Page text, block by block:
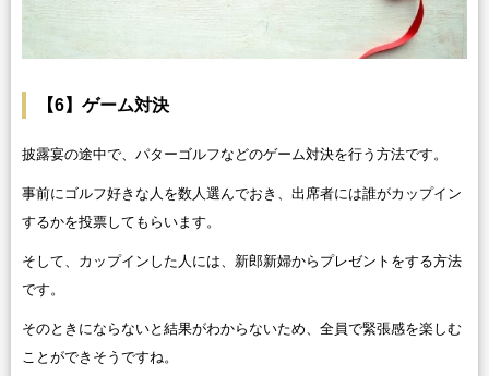
【6】ゲーム対決
披露宴の途中で、パターゴルフなどのゲーム対決を行う方法です。
事前にゴルフ好きな人を数人選んでおき、出席者には誰がカップイン
するかを投票してもらいます。
そして、カップインした人には、新郎新婦からプレゼントをする方法
です。
そのときにならないと結果がわからないため、全員で緊張感を楽しむ
ことができそうですね。